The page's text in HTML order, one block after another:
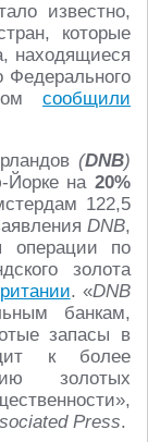
известно,
которые
находящиеся
Федерального
сообщили
(DNB)
Йорке на 20%
122,5
DNB,
операции по
золота
. «DNB
банкам,
запасы в
к более
золотых
Press.